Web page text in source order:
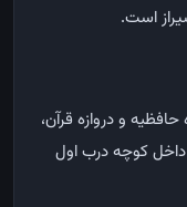
است.
و دروازه قرآن،
بانک ملی، داخل کوچه درب اول